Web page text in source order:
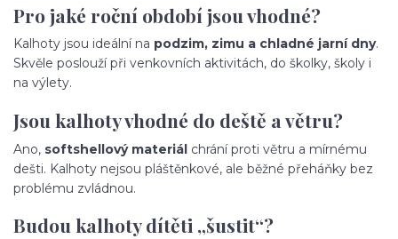
Pro jaké roční období jsou vhodné?
Kalhoty jsou ideální na podzim, zimu a chladné jarní dny.
Skvěle poslouží při venkovních aktivitách, do školky, školy i
na výlety.
Jsou kalhoty vhodné do deště a větru?
Ano, softshellový materiál chrání proti větru a mírnému
dešti. Kalhoty nejsou pláštěnkové, ale běžné přeháňky bez
problému zvládnou.
Budou kalhoty dítěti „šustit“?